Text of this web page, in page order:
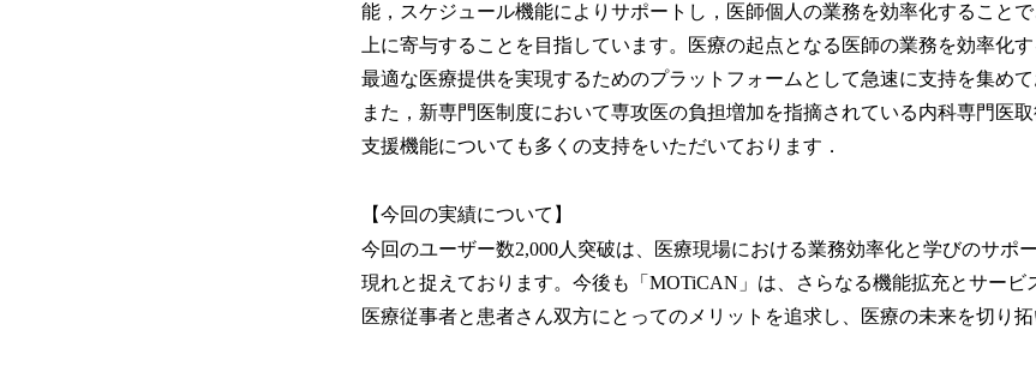
能，スケジュール機能によりサポートし，医師個人の業務を効率化すること
上に寄与することを目指しています。医療の起点となる医師の業務を効率化
最適な医療提供を実現するためのプラットフォームとして急速に支持を集めて
また，新専門医制度において専攻医の負担増加を指摘されている内科専門医
支援機能についても多くの支持をいただいております．
【今回の実績について】
今回のユーザー数2,000人突破は、医療現場における業務効率化と学びのサポ
現れと捉えております。今後も「MOTiCAN」は、さらなる機能拡充とサービ
医療従事者と患者さん双方にとってのメリットを追求し、医療の未来を切り拓